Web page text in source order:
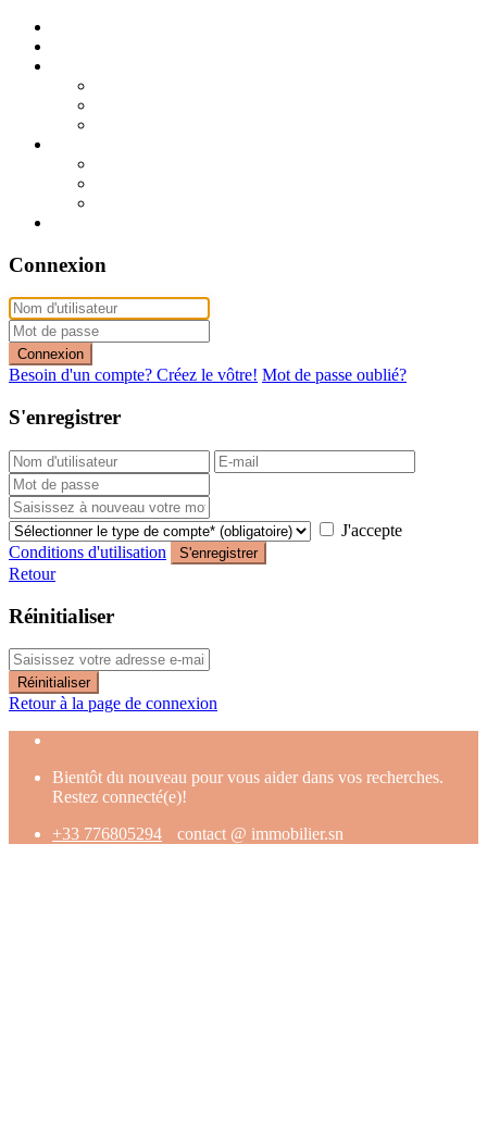
Connexion
Connexion
Besoin d'un compte? Créez le vôtre! Mot de passe oublié?
S'enregistrer
J'accepte
Conditions d'utilisation
S'enregistrer
Retour
Réinitialiser
Réinitialiser
Retour à la page de connexion
Bientôt du nouveau pour vous aider dans vos recherches.
Restez connecté(e)!
+33 776805294
contact @ immobilier.sn